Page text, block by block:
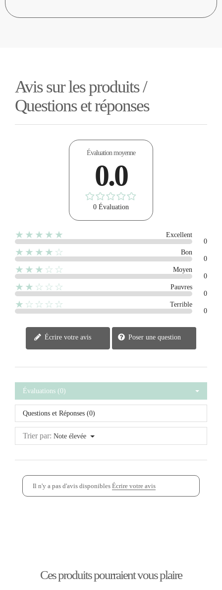
Avis sur les produits /
Questions et réponses
Évaluation moyenne
0.0
0 Évaluation
★★★★★
Excellent
0
★★★★☆
Bon
0
★★★☆☆
Moyen
0
★★☆☆☆
Pauvres
0
★☆☆☆☆
Terrible
0
Écrire votre avis Poser une question
Évaluations (0)
Questions et Réponses (0)
Trier par: Note élevée
Il n'y a pas d'avis disponibles Écrire votre avis
Ces produits pourraient vous plaire